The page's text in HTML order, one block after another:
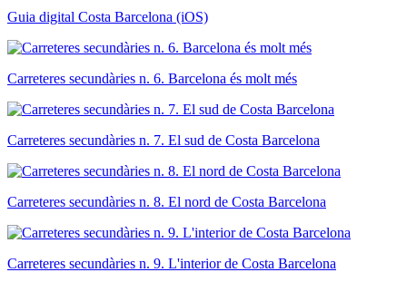
Guia digital Costa Barcelona (iOS)
Carreteres secundàries n. 6. Barcelona és molt més
Carreteres secundàries n. 7. El sud de Costa Barcelona
Carreteres secundàries n. 8. El nord de Costa Barcelona
Carreteres secundàries n. 9. L'interior de Costa Barcelona